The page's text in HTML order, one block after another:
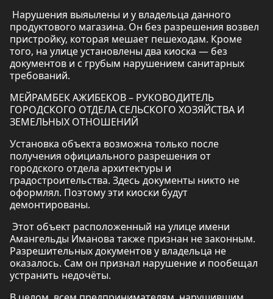
Нарушения выяылены и у владельца данного
продуктового магазина. Он без разрешения возвел
пристройку, которая мешает пешеходам. Кроме
того, на улице установлены два киоска — без
документов и с грубым нарушением санитарных
требований.
МЕЙРАМБЕК АЖИБЕКОВ – РУКОВОДИТЕЛЬ
ГОРОДСКОГО ОТДЕЛА СЕЛЬСКОГО ХОЗЯЙСТВА И
ЗЕМЕЛЬНЫХ ОТНОШЕНИЙ
Установка объекта возможна только после
получения официального разрешения от
городского отдела архитектуры и
градостроительства. Здесь документы никто не
оформлял. Поэтому эти киоски будут
демонтированы.
Этот объект расположенный на улице имени
Амангельды Иманова также признан не законным.
Разрешительных документов у владельца не
оказалось. Сам он признал нарушение и пообещал
устранить недочёты.